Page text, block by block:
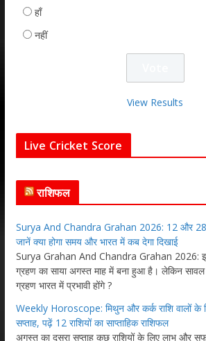
हाँ
नहीं
View Results
Live Cricket Score
राशिफल
Surya And Chandra Grahan 2026: 12 और 28
जानें क्या होगा समय और भारत में कब देगा दिखाई
Surya Grahan And Chandra Grahan 2026:
ग्रहण का साया अगस्त माह में बना हुआ है। लेकिन सावल
ग्रहण भारत में प्रभावी होंगे ?
Weekly Horoscope: मिथुन और कर्क राशि वालों के
सप्ताह, पढ़ें 12 राशियों का साप्ताहिक राशिफल
अगस्त का दूसरा सप्ताह कुछ राशियों के लिए लाभ और